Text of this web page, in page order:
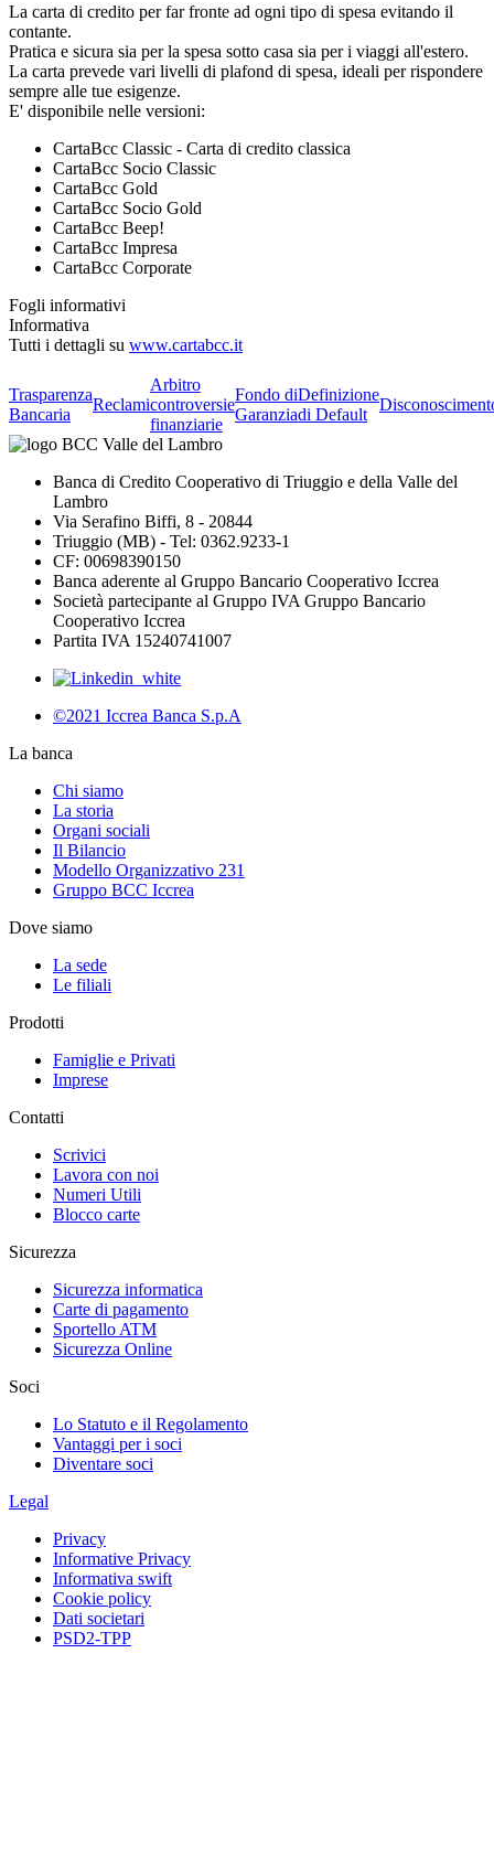
La carta di credito per far fronte ad ogni tipo di spesa evitando il
contante.
Pratica e sicura sia per la spesa sotto casa sia per i viaggi all'estero.
La carta prevede vari livelli di plafond di spesa, ideali per rispondere
sempre alle tue esigenze.
E' disponibile nelle versioni:
CartaBcc Classic - Carta di credito classica
CartaBcc Socio Classic
CartaBcc Gold
CartaBcc Socio Gold
CartaBcc Beep!
CartaBcc Impresa
CartaBcc Corporate
Fogli informativi
Informativa
Tutti i dettagli su www.cartabcc.it
Trasparenza
Bancaria
Reclami
Arbitro
controversie
finanziarie
Fondo di
Garanzia
Definizione
di Default
Banca di Credito Cooperativo di Triuggio e della Valle del
Lambro
Via Serafino Biffi, 8 - 20844
Triuggio (MB) - Tel: 0362.9233-1
CF: 00698390150
Banca aderente al Gruppo Bancario Cooperativo Iccrea
Società partecipante al Gruppo IVA Gruppo Bancario
Cooperativo Iccrea
Partita IVA 15240741007
©2021 Iccrea Banca S.p.A
La banca
Chi siamo
La storia
Organi sociali
Il Bilancio
Modello Organizzativo 231
Gruppo BCC Iccrea
Dove siamo
La sede
Le filiali
Prodotti
Famiglie e Privati
Imprese
Contatti
Scrivici
Lavora con noi
Numeri Utili
Blocco carte
Sicurezza
Sicurezza informatica
Carte di pagamento
Sportello ATM
Sicurezza Online
Soci
Lo Statuto e il Regolamento
Vantaggi per i soci
Diventare soci
Legal
Privacy
Informative Privacy
Informativa swift
Cookie policy
Dati societari
PSD2-TPP